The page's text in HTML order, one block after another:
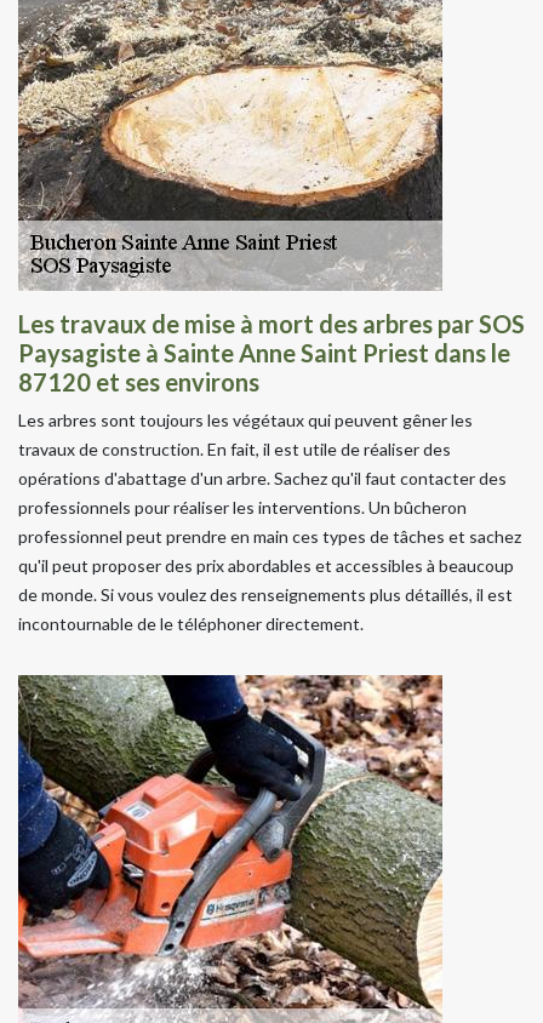
Les travaux de mise à mort des arbres par SOS
Paysagiste à Sainte Anne Saint Priest dans le
87120 et ses environs
Les arbres sont toujours les végétaux qui peuvent gêner les
travaux de construction. En fait, il est utile de réaliser des
opérations d'abattage d'un arbre. Sachez qu'il faut contacter des
professionnels pour réaliser les interventions. Un bûcheron
professionnel peut prendre en main ces types de tâches et sachez
qu'il peut proposer des prix abordables et accessibles à beaucoup
de monde. Si vous voulez des renseignements plus détaillés, il est
incontournable de le téléphoner directement.